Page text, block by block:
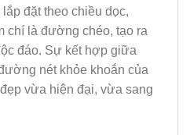
đặt theo chiều dọc,
chí là đường chéo, tạo ra
đáo. Sự kết hợp giữa
nét khỏe khoắn của
vừa hiện đại, vừa sang